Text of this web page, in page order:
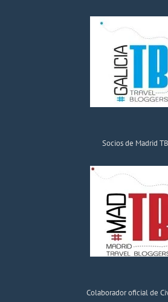
Socios de Madrid TB
Colaborador oficial de